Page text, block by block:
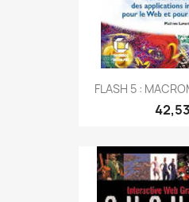
FLASH 5 :